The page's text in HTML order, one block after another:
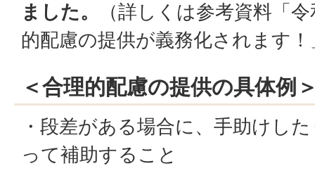
ました。
（詳しくは参考資料「
的配慮の提供が義務化されます
＜合理的配慮の提供の具体例
・段差がある場合に、手助けし
って補助すること